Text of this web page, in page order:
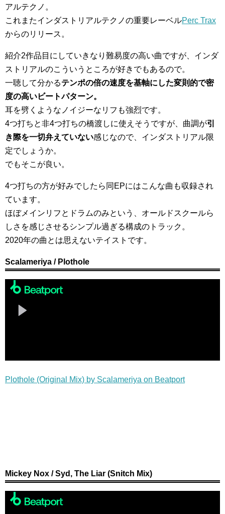
アルテクノ。
これまたインダストリアルテクノの重要レーベルPerc Trax
からのリリース。
紹介2作品目にしていきなり難易度の高い曲ですが、インダ
ストリアルのこういうところが好きでもあるので。
一聴して分かるテンポの倍の速度を基軸にした変則的で密
度の高いビートパターン。
耳を劈くようなノイジーなリフも強烈です。
4つ打ちと非4つ打ちの橋渡しに使えそうですが、曲調が引
き際を一切弁えていない感じなので、インダストリアル限
定でしょうか。
でもそこが良い。
4つ打ちの方が好みでしたら同EPにはこんな曲も収録され
ています。
ほぼメインリフとドラムのみという、オールドスクールら
しさを感じさせるシンプル過ぎる構成のトラック。
2020年の曲とは思えないテイストです。
Scalameriya / Plothole
Plothole (Original Mix) by Scalameriya on Beatport
Mickey Nox / Syd, The Liar (Snitch Mix)